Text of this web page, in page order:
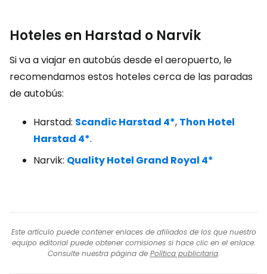
Hoteles en Harstad o Narvik
Si va a viajar en autobús desde el aeropuerto, le
recomendamos estos hoteles cerca de las paradas
de autobús:
Harstad: Scandic Harstad 4*, Thon Hotel
Harstad 4*.
Narvik: Quality Hotel Grand Royal 4*
Este artículo puede contener enlaces de afiliados de los que nuestro
equipo editorial puede obtener comisiones si hace clic en el enlace.
Consulte nuestra página de Política publicitaria.